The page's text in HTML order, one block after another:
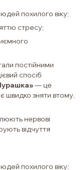
похилого віку;
стресу;
постійними
спосіб
— це
швидко зняти втому,
нервові
відчуття
похилого віку;